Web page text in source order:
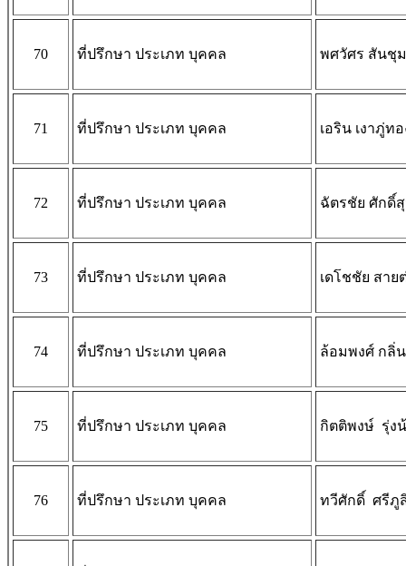
70 ที่ปรึกษา ประเภท บุคคล พศวัศร สันชุ
71 ที่ปรึกษา ประเภท บุคคล เอริน เงาภู่ทอ
72 ที่ปรึกษา ประเภท บุคคล ฉัตรชัย ศักดิ์
73 ที่ปรึกษา ประเภท บุคคล เดโชชัย สาย
74 ที่ปรึกษา ประเภท บุคคล ล้อมพงศ์ กลิ่
75 ที่ปรึกษา ประเภท บุคคล กิตติพงษ์ รุ่ง
76 ที่ปรึกษา ประเภท บุคคล ทวีศักดิ์ ศรีภู